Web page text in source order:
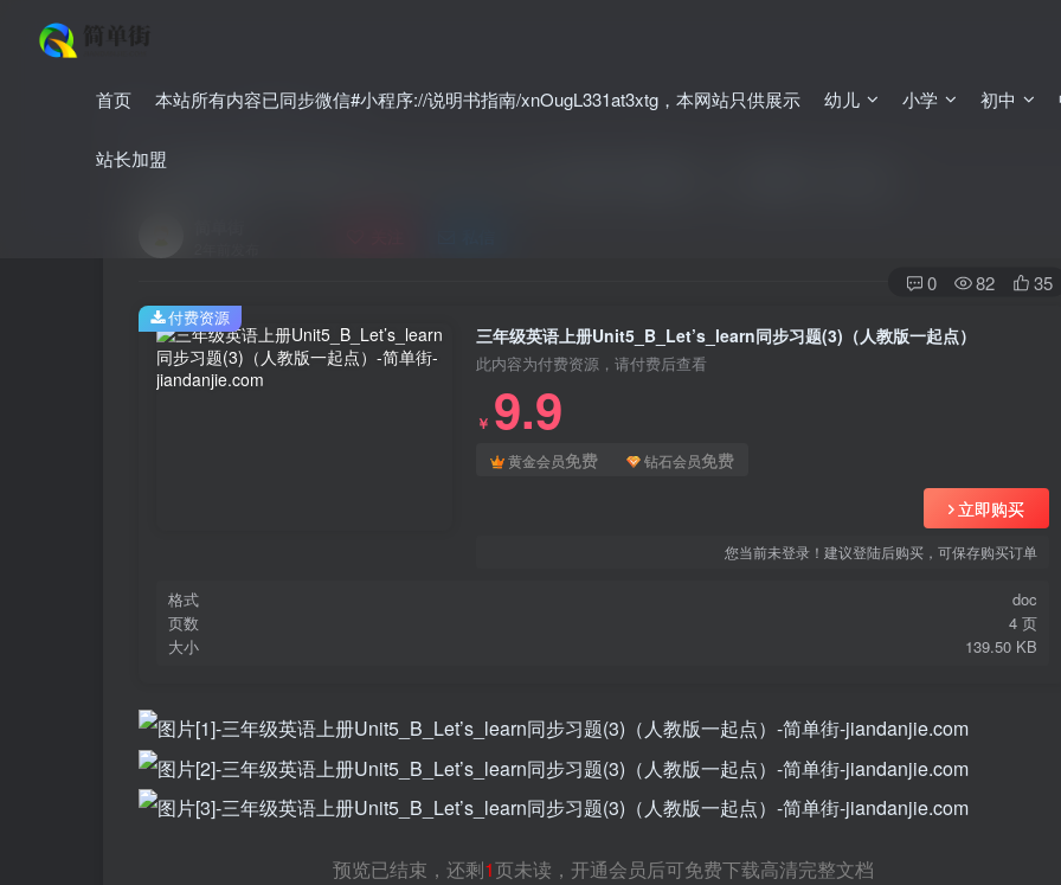
首页 本站所有内容已同步微信#小程序://说明书指南/xnOugL331at3xtg，本网站只供展示 幼儿 小学 初中
站长加盟
首页 小学 小学英语 正文
三年级英语上册Unit5_B_Let’s_learn同步习题(3)（人教版一起点）
0 82 35
三年级英语上册Unit5_B_Let’s_learn同步习题(3)（人教版一起点）
此内容为付费资源，请付费后查看
￥ 9.9
黄金会员免费 钻石会员免费
立即购买
您当前未登录！建议登陆后购买，可保存购买订单
格式
doc
页数
4 页
大小
139.50 KB
付费资源
预览已结束，还剩1页未读，开通会员后可免费下载高清完整文档